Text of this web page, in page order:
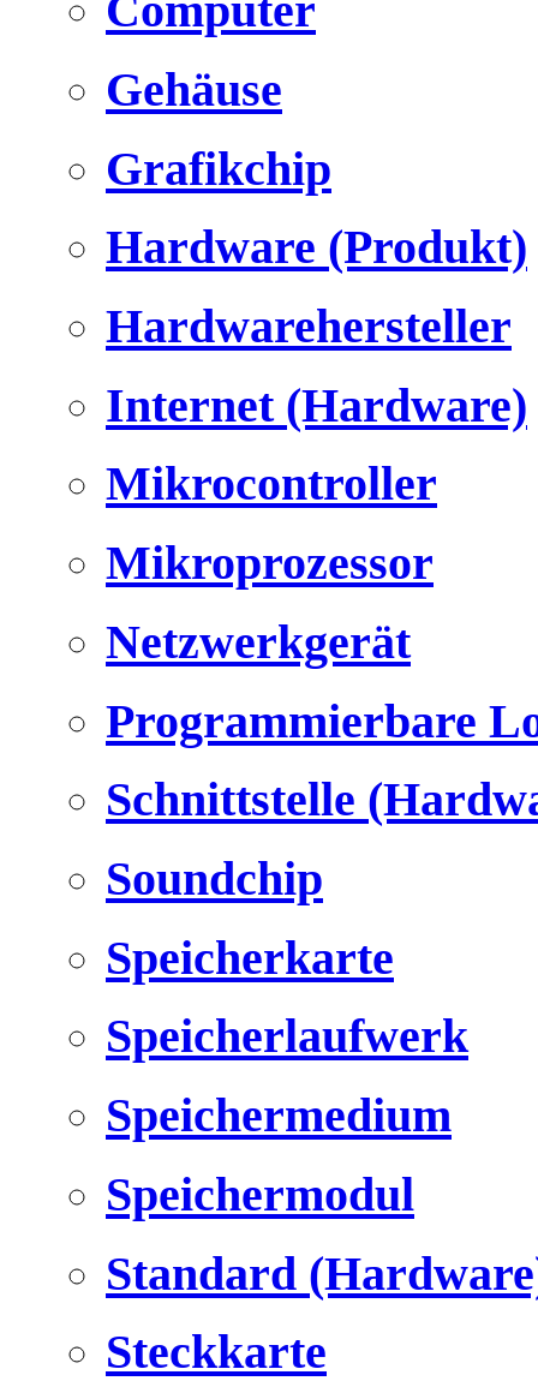
Gehäuse
Grafikchip
Hardware (Produkt)
Hardwarehersteller
Internet (Hardware)
Mikrocontroller
Mikroprozessor
Netzwerkgerät
Programmierbare
Schnittstelle
Soundchip
Speicherkarte
Speicherlaufwerk
Speichermedium
Speichermodul
Standard
Steckkarte